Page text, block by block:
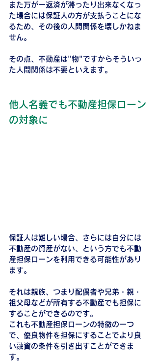
また万が一返済が滞ったり出来なくなっ
た場合には保証人の方が支払うことにな
るため、その後の人間関係を壊しかねま
せん。
その点、不動産は"物"ですからそういっ
た人間関係は不要といえます。
他人名義でも不動産担保ローン
の対象に
保証人は難しい場合、さらには自分には
不動産の資産がない、という方でも不動
産担保ローンを利用できる可能性があり
ます。
それは親族、つまり配偶者や兄弟・親・
祖父母などが所有する不動産でも担保に
することができるのです。
これも不動産担保ローンの特徴の一つ
で、優良物件を担保にすることでより良
い融資の条件を引き出すことができま
す。